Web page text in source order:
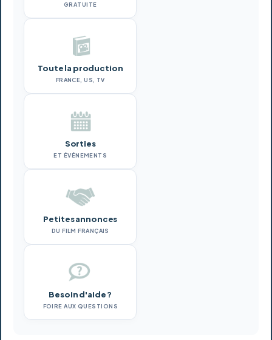
GRATUITE
Toute la production
FRANCE, US, TV
Sorties
ET ÉVÉNEMENTS
Petites annonces
DU FILM FRANÇAIS
Besoin d'aide ?
FOIRE AUX QUESTIONS